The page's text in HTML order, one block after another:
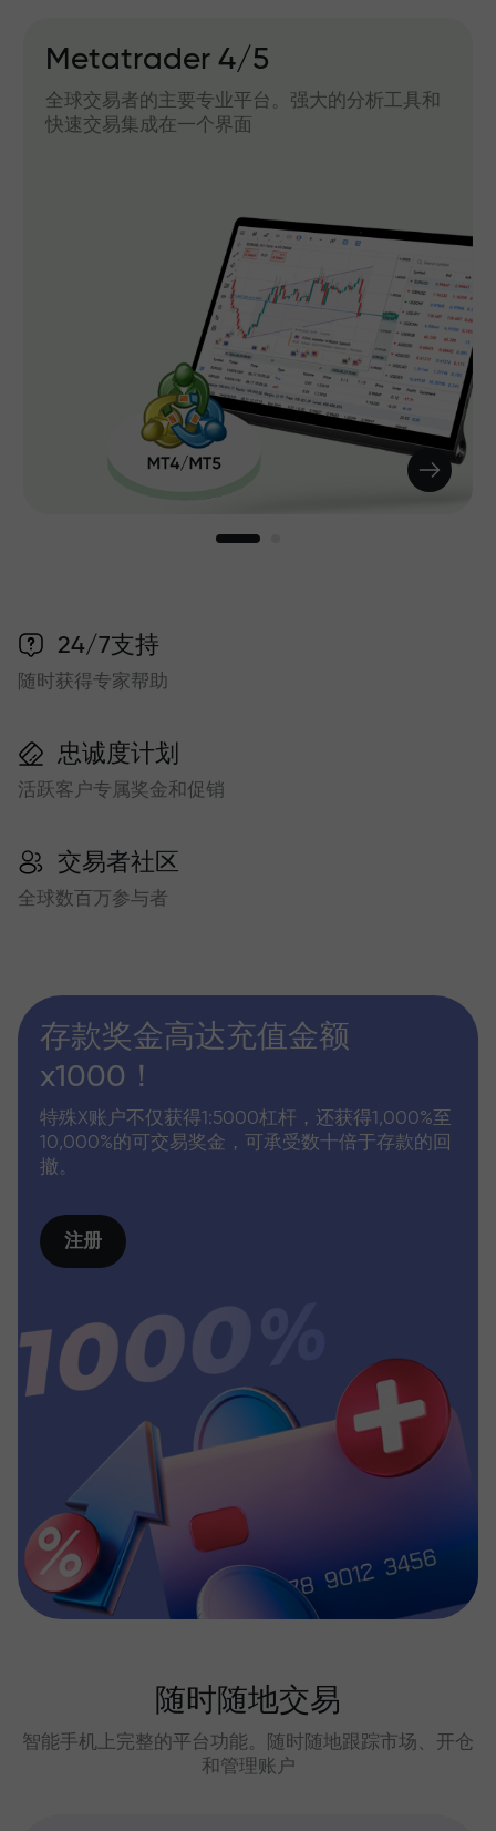
Metatrader 4/5
全球交易者的主要专业平台。强大的分析工具和
快速交易集成在一个界面
24/7支持
随时获得专家帮助
忠诚度计划
活跃客户专属奖金和促销
交易者社区
全球数百万参与者
存款奖金高达充值金额
x1000！
特殊X账户不仅获得1:5000杠杆，还获得1,000%至
10,000%的可交易奖金，可承受数十倍于存款的回
撤。
注册
随时随地交易
智能手机上完整的平台功能。随时随地跟踪市场、开仓
和管理账户